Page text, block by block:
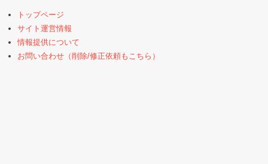
トップページ
サイト運営情報
情報提供について
お問い合わせ（削除/修正依頼もこちら）